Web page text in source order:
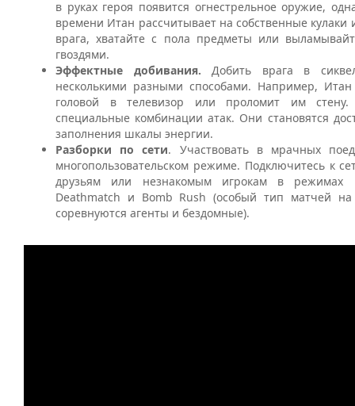
в руках героя появится огнестрельное оружие,
времени Итан рассчитывает на собственные кулаки
врага, хватайте с пола предметы или
гвоздями.
Эффектные добивания.Добить врага в
несколькими разными способами. Например, Итан
головой в телевизор или проломит им стену.
специальные комбинации атак. Они становятся
заполнения шкалы энергии.
Разборки по сети. Участвовать в мрачных
многопользовательском режиме. Подключитесь к
друзьям или незнакомым игрокам в режимах
Deathmatch и Bomb Rush (особый тип матчей
соревнуются агенты и бездомные).